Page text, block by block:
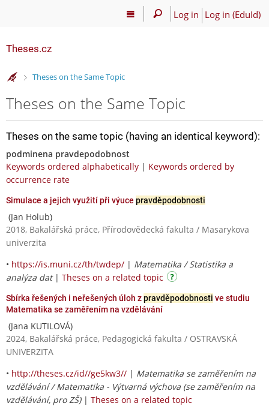
Log in Log in (EduId)
Theses.cz
>
Theses on the Same Topic
Theses on the Same Topic
Theses on the same topic (having an identical keyword):
podminena pravdepodobnost
Keywords ordered alphabetically | Keywords ordered by
occurrence rate
Simulace a jejich využití při výuce pravděpodobnosti
(Jan Holub)
2018, Bakalářská práce, Přírodovědecká fakulta / Masarykova
univerzita
• https://is.muni.cz/th/twdep/ | Matematika / Statistika a
analýza dat| Theses on a related topic
Sbírka řešených i neřešených úloh zpravděpodobnosti ve studiu
Matematika se zaměřením na vzdělávání
(Jana KUTILOVÁ)
2024, Bakalářská práce, Pedagogická fakulta / OSTRAVSKÁ
UNIVERZITA
• http://theses.cz/id//ge5kw3// | Matematika se zaměřením na
vzdělávání / Matematika - Výtvarná výchova (se zaměřením na
vzdělávání, pro ZŠ)| Theses on a related topic